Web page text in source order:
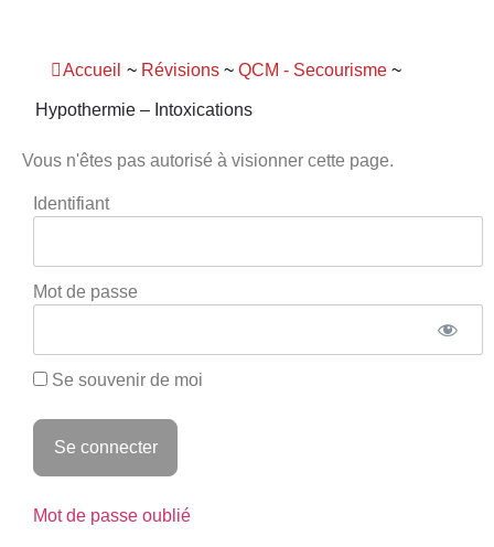
Accueil ~ Révisions ~ QCM - Secourisme ~
Hypothermie – Intoxications
Vous n'êtes pas autorisé à visionner cette page.
Identifiant
Mot de passe
Se souvenir de moi
Mot de passe oublié